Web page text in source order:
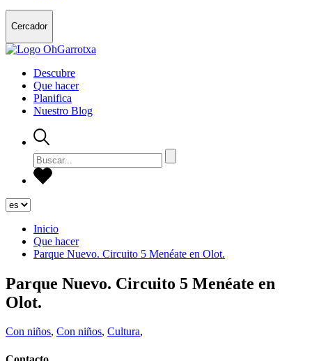
Cercador
Descubre
Que hacer
Planifica
Nuestro Blog
Inicio
Que hacer
Parque Nuevo. Circuito 5 Menéate en Olot.
Parque Nuevo. Circuito 5 Menéate en
Olot.
Con niños, Con niños, Cultura,